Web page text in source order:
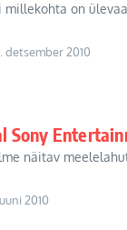
on
detsember 2010
Sony
näitav
2010